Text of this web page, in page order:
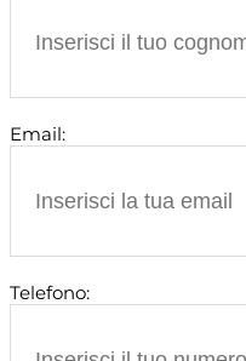
Email:
Telefono: